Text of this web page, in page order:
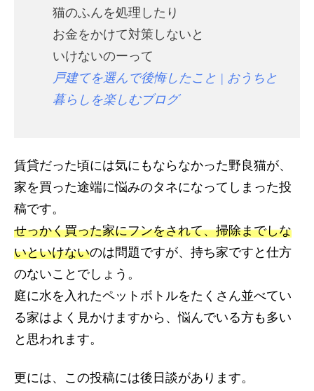
猫のふんを処理したり
お金をかけて対策しないと
いけないのーって
戸建てを選んで後悔したこと | おうちと
暮らしを楽しむブログ
賃貸だった頃には気にもならなかった野良猫が、
家を買った途端に悩みのタネになってしまった投
稿です。
せっかく買った家にフンをされて、掃除までしな
いといけないのは問題ですが、持ち家ですと仕方
のないことでしょう。
庭に水を入れたペットボトルをたくさん並べてい
る家はよく見かけますから、悩んでいる方も多い
と思われます。
更には、この投稿には後日談があります。